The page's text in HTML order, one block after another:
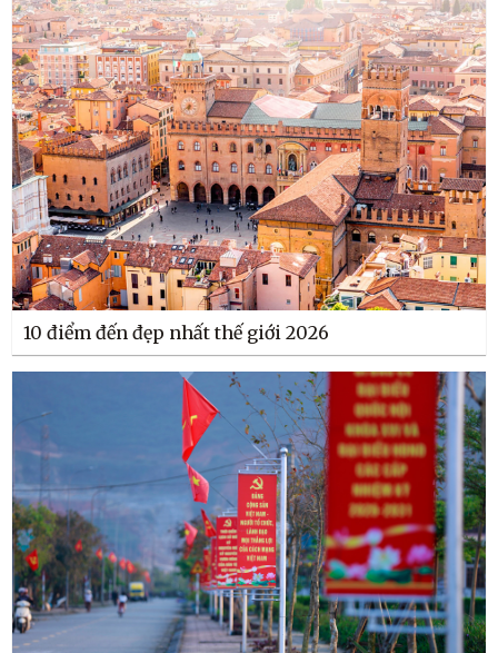
10 điểm đến đẹp nhất thế giới 2026